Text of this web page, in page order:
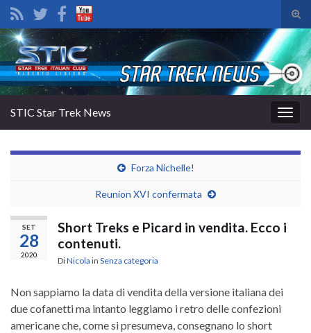
il
di
Search for:
la
STIC Star Trek News
Forza Nichelle!
Reunion XVI confermata
SET
28
2020
Short Treks e Picard in vendita. Ecco i
contenuti.
DiNicola in Senza categoria
Non sappiamo la data di vendita della versione italiana dei
due cofanetti ma intanto leggiamo i retro delle confezioni
americane che, come si presumeva, consegnano lo short